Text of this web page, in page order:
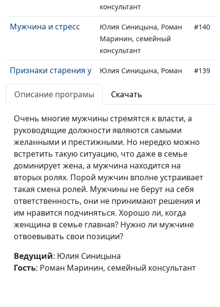
консультант
Мужчина и стресс
Юлия Синицына, Роман
Маринин, семейный
консультант
#140
Признаки старения у
мужчин
Юлия Синицына, Роман
Маринин, семейный
консультант
#139
Суровый мужчина
Маринин, семейный
консультант
Мужчина - большой
ребенок
Юлия Синицына, Роман
Маринин, семейный
консультант
Воспитание
мальчика без отца
Юлия Синицына, Роман
Маринин, семейный
консультант
#136
мужчины
Маринин, семейный
консультант
Описание програмы Скачать
Очень многие мужчины стремятся к власти, а
руководящие должности являются самыми
желанными и престижными. Но нередко можно
встретить такую ситуацию, что даже в семье
доминирует жена, а мужчина находится на
вторых ролях. Порой мужчин вполне устраивает
такая смена ролей. Мужчины не берут на себя
ответственность, они не принимают решения и
им нравится подчиняться. Хорошо ли, когда
женщина в семье главная? Нужно ли мужчине
отвоевывать свои позиции?
Ведущий: Юлия Синицына
Гость: Роман Маринин, семейный консультант